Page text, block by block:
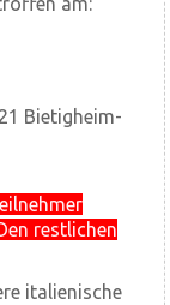
Bietigheim-
restlichen
italienische